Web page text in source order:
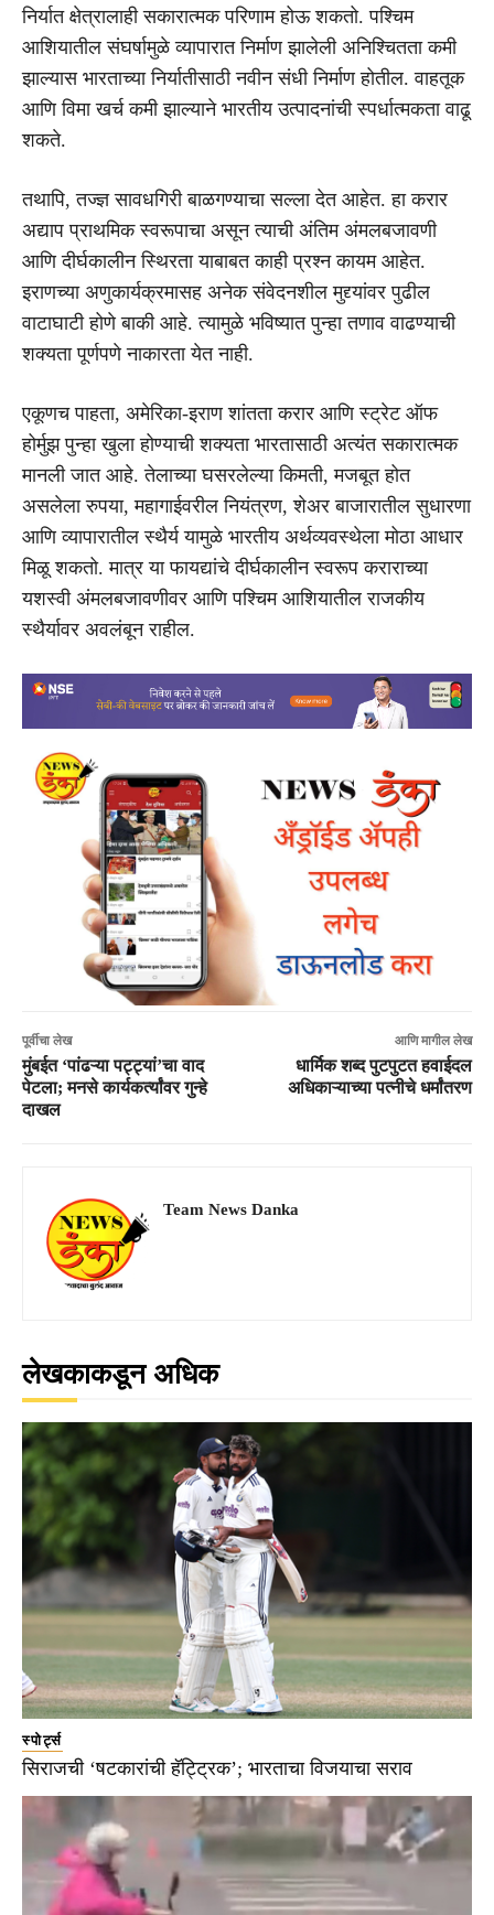
निर्यात क्षेत्रालाही सकारात्मक परिणाम होऊ शकतो. पश्चिम
आशियातील संघर्षामुळे व्यापारात निर्माण झालेली अनिश्चितता कमी
झाल्यास भारताच्या निर्यातीसाठी नवीन संधी निर्माण होतील. वाहतूक
आणि विमा खर्च कमी झाल्याने भारतीय उत्पादनांची स्पर्धात्मकता वाढू
शकते.
तथापि, तज्ज्ञ सावधगिरी बाळगण्याचा सल्ला देत आहेत. हा करार
अद्याप प्राथमिक स्वरूपाचा असून त्याची अंतिम अंमलबजावणी
आणि दीर्घकालीन स्थिरता याबाबत काही प्रश्न कायम आहेत.
इराणच्या अणुकार्यक्रमासह अनेक संवेदनशील मुद्द्यांवर पुढील
वाटाघाटी होणे बाकी आहे. त्यामुळे भविष्यात पुन्हा तणाव वाढण्याची
शक्यता पूर्णपणे नाकारता येत नाही.
एकूणच पाहता, अमेरिका-इराण शांतता करार आणि स्ट्रेट ऑफ
होर्मुझ पुन्हा खुला होण्याची शक्यता भारतासाठी अत्यंत सकारात्मक
मानली जात आहे. तेलाच्या घसरलेल्या किमती, मजबूत होत
असलेला रुपया, महागाईवरील नियंत्रण, शेअर बाजारातील सुधारणा
आणि व्यापारातील स्थैर्य यामुळे भारतीय अर्थव्यवस्थेला मोठा आधार
मिळू शकतो. मात्र या फायद्यांचे दीर्घकालीन स्वरूप कराराच्या
यशस्वी अंमलबजावणीवर आणि पश्चिम आशियातील राजकीय
स्थैर्यावर अवलंबून राहील.
पूर्वीचा लेख
मुंबईत ‘पांढऱ्या पट्ट्यां’चा वाद
पेटला; मनसे कार्यकर्त्यांवर गुन्हे
दाखल
आणि मागील लेख
धार्मिक शब्द पुटपुटत हवाईदल
अधिकाऱ्याच्या पत्नीचे धर्मांतरण
Team News Danka
लेखकाकडून अधिक
स्पोर्ट्स
सिराजची ‘षटकारांची हॅट्ट्रिक’; भारताचा विजयाचा सराव